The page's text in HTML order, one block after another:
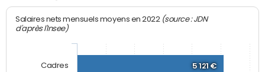
Salaires nets mensuels moyens en 2022 (source : JDN
d'après l'Insee)
5 121 €
Cadres